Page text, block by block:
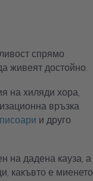
спрямо
живеят достойно.
на хиляди хора,
връзка
писоари и друго
на дадена кауза, а
какъвто е миенето